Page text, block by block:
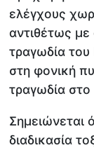
ελέγχους
αντιθέτως με
τραγωδία
στη φονική
τραγωδία
Σημειώνεται
διαδικασία